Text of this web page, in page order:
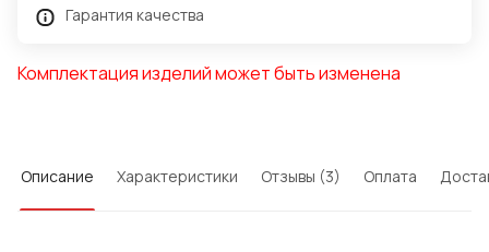
Гарантия качества
Комплектация изделий может быть изменена
Описание Характеристики Отзывы (3) Оплата